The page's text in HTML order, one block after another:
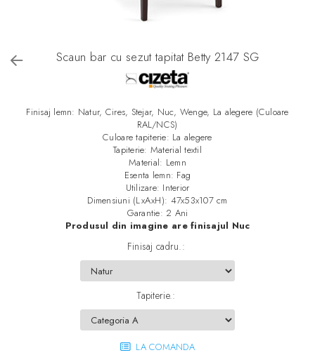
Scaun bar cu sezut tapitat Betty 2147 SG
Finisaj lemn: Natur, Cires, Stejar, Nuc, Wenge, La alegere (Culoare
RAL/NCS)
Culoare tapiterie: La alegere
Tapiterie: Material textil
Material: Lemn
Esenta lemn: Fag
Utilizare: Interior
Dimensiuni (LxAxH): 47x53x107 cm
Garantie: 2 Ani
Produsul din imagine are finisajul Nuc
Finisaj cadru.:
Tapiterie.:
LA COMANDA